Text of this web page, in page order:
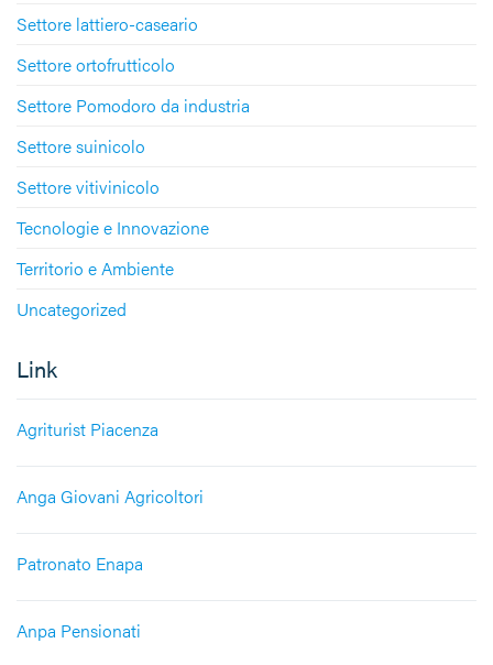
Settore lattiero-caseario
Settore ortofrutticolo
Settore Pomodoro da industria
Settore suinicolo
Settore vitivinicolo
Tecnologie e Innovazione
Territorio e Ambiente
Uncategorized
Link
Agriturist Piacenza
Anga Giovani Agricoltori
Patronato Enapa
Anpa Pensionati